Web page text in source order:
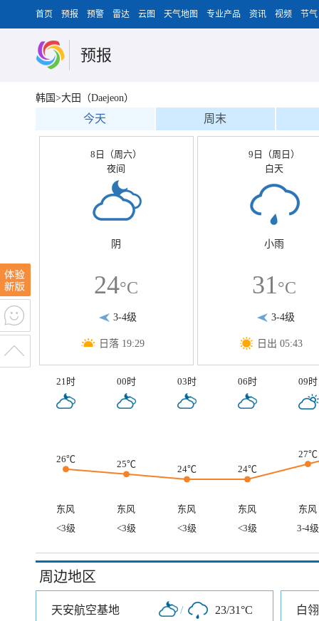
首页 预报 预警 雷达 云图 天气地图 专业产品 资讯 视频 节气
预报
韩国>大田（Daejeon）
今天 周末
8日（周六）
夜间
阴
24°C
3-4级
日落 19:29
9日（周日）
白天
小雨
31°C
3-4级
日出 05:43
21时 00时 03时 06时 09时
26℃ 25℃ 24℃ 24℃
27℃
东风 东风 东风 东风
东风
<3级
<3级 <3级 <3级 3-4级
周边地区
天安航空基地 / 23/31°C 白